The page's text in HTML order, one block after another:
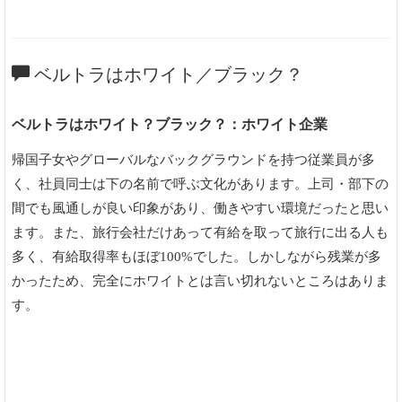
ベルトラはホワイト／ブラック？
ベルトラはホワイト？ブラック？：ホワイト企業
帰国子女やグローバルなバックグラウンドを持つ従業員が多
く、社員同士は下の名前で呼ぶ文化があります。上司・部下の
間でも風通しが良い印象があり、働きやすい環境だったと思い
ます。また、旅行会社だけあって有給を取って旅行に出る人も
多く、有給取得率もほぼ100%でした。しかしながら残業が多
かったため、完全にホワイトとは言い切れないところはありま
す。